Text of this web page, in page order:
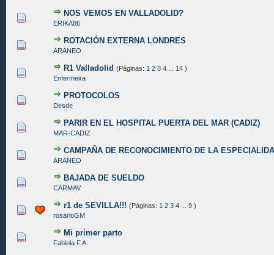
NOS VEMOS EN VALLADOLID?
ERIKA86
0 voto(s) - Media 0 de 5
12 345
ROTACIÓN EXTERNA LONDRES
ARANEO
0 voto(s) - Media 0 de 5
1 2345
R1 Valladolid (Páginas: 1 2 3 4 14 )
Enfermeira
0 voto(s) - Media 0 de 5
1 2345
PROTOCOLOS
Desde
0 voto(s) - Media 0 de 5
1
PARIR EN EL HOSPITAL PUERTA DEL MAR (CADIZ)
MAR-CADIZ
0 voto(s) - Media 0 de 5
1234 5
CAMPAÑA DE RECONOCIMIENTO DE LA
ARANEO
0 voto(s) - Media 0 de 5
12345
BAJADA DE SUELDO
CARMAV
0 voto(s) - Media 0 de 5
12345
r1 de SEVILLA!!! (Páginas: 1 2 3 4 9 )
rosarioGM
0 voto(s) - Media 0 de 5
12 345
Mi primer parto
Fabiola F.A.
0 voto(s) - Media 0 de 5
12